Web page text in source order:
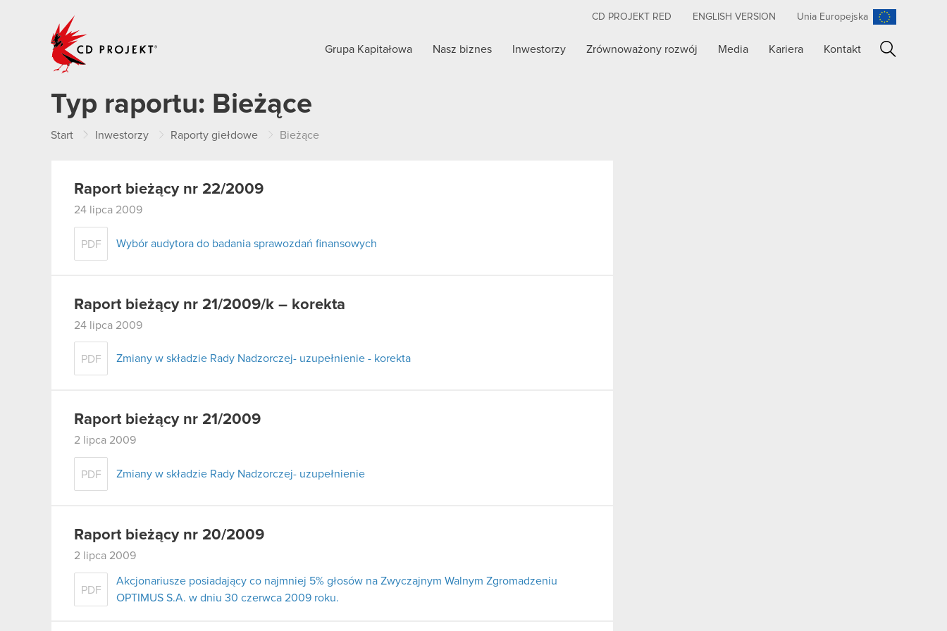
CD PROJEKT RED ENGLISH VERSION Unia Europejska
Grupa Kapitałowa Nasz biznes Inwestorzy Zrównoważony rozwój Media Kariera Kontakt
Typ raportu: Bieżące
Start Inwestorzy Raporty giełdowe Bieżące
Raport bieżący nr 22/2009
24 lipca 2009
PDF Wybór audytora do badania sprawozdań finansowych
Raport bieżący nr 21/2009/k – korekta
24 lipca 2009
PDF Zmiany w składzie Rady Nadzorczej- uzupełnienie - korekta
Raport bieżący nr 21/2009
2 lipca 2009
PDF Zmiany w składzie Rady Nadzorczej- uzupełnienie
Raport bieżący nr 20/2009
2 lipca 2009
PDF
Akcjonariusze posiadający co najmniej 5% głosów na Zwyczajnym Walnym Zgromadzeniu
OPTIMUS S.A. w dniu 30 czerwca 2009 roku.